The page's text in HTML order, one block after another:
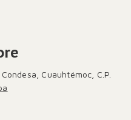
Cuauhtémoc, C.P.